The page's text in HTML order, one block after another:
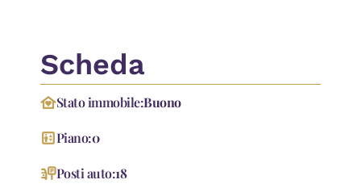
Scheda
family_homeStato immobile:Buono
elevatorPiano:0
parking_signPosti auto:18